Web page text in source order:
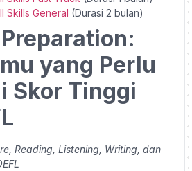
Skills General (Durasi 2 bulan)
Preparation:
yang Perlu
Skor Tinggi
Reading, Listening, Writing, dan